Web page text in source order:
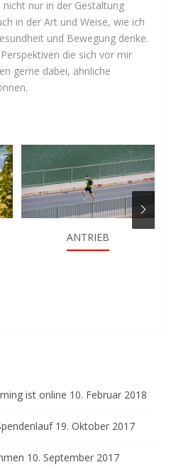
nur in der Gestaltung
in der Art und Weise, wie ich
und Bewegung denke.
die sich vor mir
gerne dabei, ähnliche
ANTRIEB
ist online 10. Februar 2018
19. Oktober 2017
10. September 2017